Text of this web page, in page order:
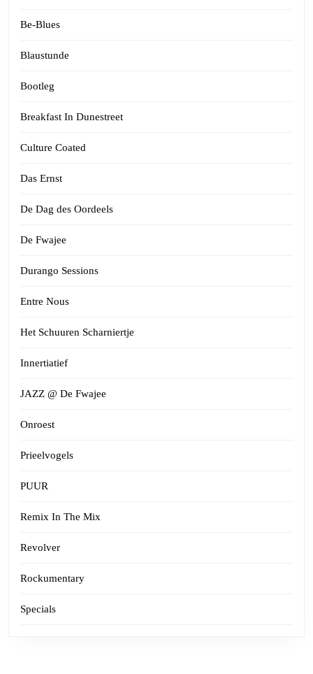
Be-Blues
Blaustunde
Bootleg
Breakfast In Dunestreet
Culture Coated
Das Ernst
De Dag des Oordeels
De Fwajee
Durango Sessions
Entre Nous
Het Schuuren Scharniertje
Innertiatief
JAZZ @ De Fwajee
Onroest
Prieelvogels
PUUR
Remix In The Mix
Revolver
Rockumentary
Specials